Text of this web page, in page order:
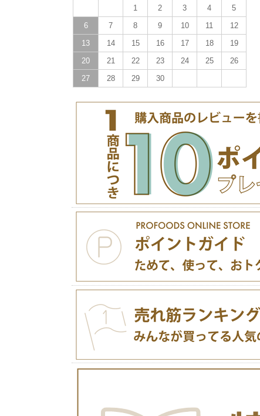
1
2 3 4
5
6
7 8 9 10 11
12
13
14 15 16 17 18
19
20
21 22 23 24 25
26
27
28 29 30